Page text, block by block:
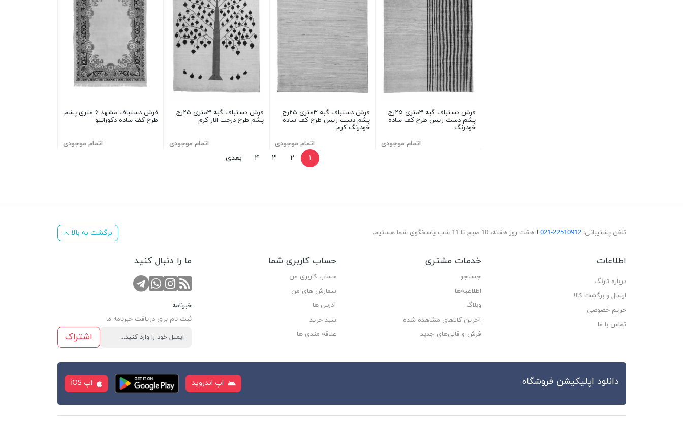
فرش دستباف گبه ۳متری ۲۵رج
پشم دست ریس طرح کف ساده
خودرنگ
اتمام موجودی
فرش دستباف گبه ۳متری ۲۵رج
پشم دست ریس طرح کف ساده
خودرنگ کرم
اتمام موجودی
فرش دستباف گبه ۳متری ۲۵رج
پشم طرح درخت انار کرم
اتمام موجودی
فرش دستباف مشهد ۶ متری پشم
طرح کف ساده دکوراتیو
اتمام موجودی
۱ ۲ ۳ ۴ بعدی
تلفن پشتیبانی:22510912-021
Ι هفت روز هفته، 10 صبح تا 11 شب پاسخگوی شما هستیم. برگشت به بالا
اطلاعات
درباره تارنگ
ارسال و برگشت کالا
حریم خصوصی
تماس با ما
خدمات مشتری
جستجو
اطلاعیه‌ها
وبلاگ
آخرین کالاهای مشاهده شده
فرش و قالی‌های جدید
حساب کاربری شما
حساب کاربری من
سفارش های من‎
آدرس ها
سبد خرید
علاقه مندی ها
ما را دنبال کنید
RSSصفحه اینستاگرام
تماس با واتس اپ
کانال تلگرام
خبرنامه
ثبت نام برای دریافت خبرنامه ما
اشتراک
دانلود اپلیکیشن فروشگاه اپ اندروید اپ iOS